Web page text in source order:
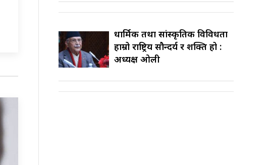
धार्मिक तथा सांस्कृतिक विविधता
हाम्रो राष्ट्रिय सौन्दर्य र शक्ति हो :
अध्यक्ष ओली